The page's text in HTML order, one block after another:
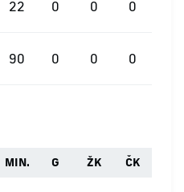
22 0 0 0
90 0 0 0
MIN. G ŽK ČK